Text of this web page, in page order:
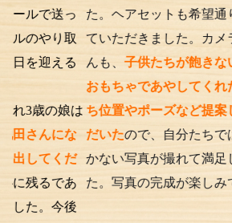
っ
取
る
娘は
な
だ
あ
後
た。ヘアセットも希望通りにやっ
ていただきました。カメラマンさ
んも、子供たちが飽きないように
おもちゃであやしてくれたり、立
ち位置やポーズなど提案していた
だいたので、自分たちでは思いつ
かない写真が撮れて満足しまし
た。写真の完成が楽しみです。